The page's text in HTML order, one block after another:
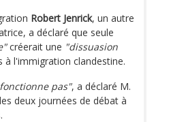
Robert Jenrick, un autre
a déclaré que seule
créerait une "dissuasion
l'immigration clandestine.
pas", a déclaré M.
deux journées de débat à